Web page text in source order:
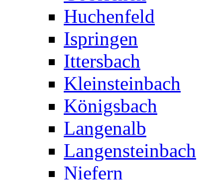
Huchenfeld
Ispringen
Ittersbach
Kleinsteinbach
Königsbach
Langenalb
Langensteinbach
Niefern